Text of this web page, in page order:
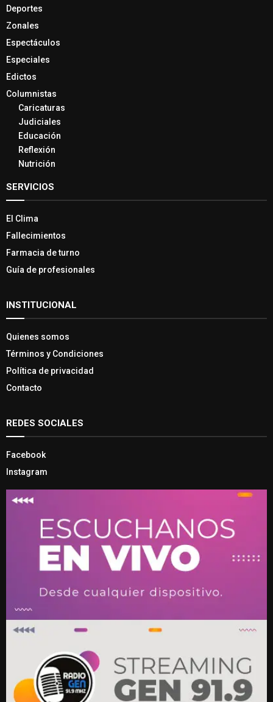
Deportes
Zonales
Espectáculos
Especiales
Edictos
Columnistas
Caricaturas
Judiciales
Educación
Reflexión
Nutrición
SERVICIOS
El Clima
Fallecimientos
Farmacia de turno
Guía de profesionales
INSTITUCIONAL
Quienes somos
Términos y Condiciones
Política de privacidad
Contacto
REDES SOCIALES
Facebook
Instagram